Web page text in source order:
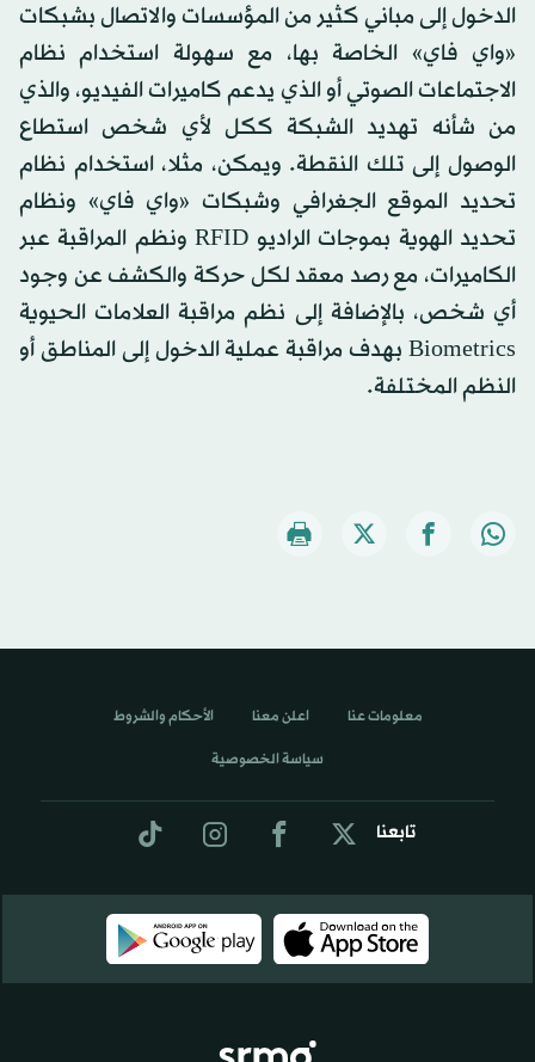
الدخول إلى مباني كثير من المؤسسات والاتصال بشبكات
«واي فاي» الخاصة بها، مع سهولة استخدام نظام
الاجتماعات الصوتي أو الذي يدعم كاميرات الفيديو، والذي
من شأنه تهديد الشبكة ككل لأي شخص استطاع
الوصول إلى تلك النقطة. ويمكن، مثلا، استخدام نظام
تحديد الموقع الجغرافي وشبكات «واي فاي» ونظام
تحديد الهوية بموجات الراديو RFID ونظم المراقبة عبر
الكاميرات، مع رصد معقد لكل حركة والكشف عن وجود
أي شخص، بالإضافة إلى نظم مراقبة العلامات الحيوية
Biometrics بهدف مراقبة عملية الدخول إلى المناطق أو
النظم المختلفة.
تابعنا
معلومات عنا اعلن معنا الأحكام والشروط
سياسة الخصوصية